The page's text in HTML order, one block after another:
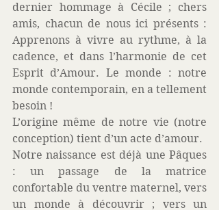
dernier hommage à Cécile ; chers
amis, chacun de nous ici présents :
Apprenons à vivre au rythme, à la
cadence, et dans l’harmonie de cet
Esprit d’Amour. Le monde : notre
monde contemporain, en a tellement
besoin !
L’origine même de notre vie (notre
conception) tient d’un acte d’amour.
Notre naissance est déjà une Pâques
: un passage de la matrice
confortable du ventre maternel, vers
un monde à découvrir ; vers un